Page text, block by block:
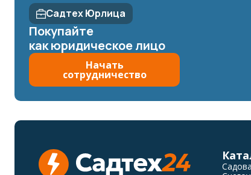
Садтех Юрлица
Покупайте
как юридическое лицо
Начать
сотрудничество